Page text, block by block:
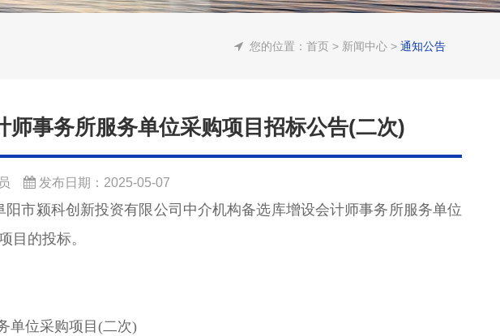
您的位置： 首页 > 新闻中心 > 通知公告
事务所服务单位采购项目招标公告(二次)
发布日期：2025-05-07
市颍科创新投资有限公司中介机构备选库增设会计师事务所服务单位
目的投标。
务单位采购项目(二次)